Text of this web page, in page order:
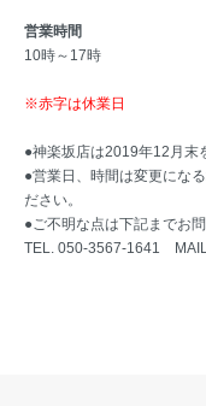
営業時間
10時～17時
※赤字は休業日
●神楽坂店は2019年12月末
●営業日、時間は変更にな
ださい。
●ご不明な点は下記までお
TEL. 050-3567-1641 MAIL